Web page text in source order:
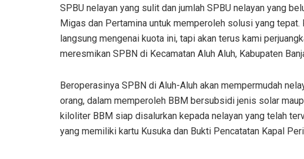
SPBU nelayan yang sulit dan jumlah SPBU nelayan yang
Migas dan Pertamina untuk memperoleh solusi yang tepat.
langsung mengenai kuota ini, tapi akan terus kami
meresmikan SPBN di Kecamatan Aluh Aluh, Kabupaten
Beroperasinya SPBN di Aluh-Aluh akan mempermudah
orang, dalam memperoleh BBM bersubsidi jenis solar
kiloliter BBM siap disalurkan kepada nelayan yang telah
yang memiliki kartu Kusuka dan Bukti Pencatatan Kapal